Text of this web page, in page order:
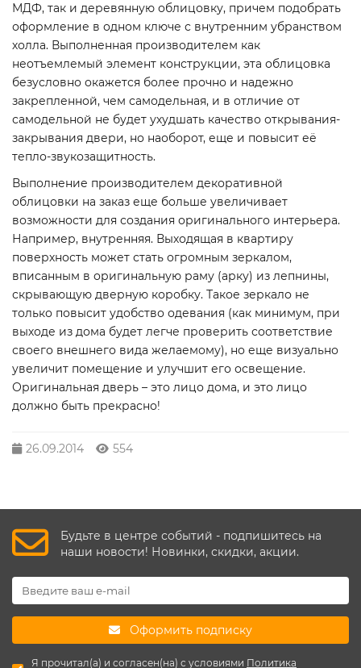
МДФ, так и деревянную облицовку, причем подобрать
оформление в одном ключе с внутренним убранством
холла. Выполненная производителем как
неотъемлемый элемент конструкции, эта облицовка
безусловно окажется более прочно и надежно
закрепленной, чем самодельная, и в отличие от
самодельной не будет ухудшать качество открывания-
закрывания двери, но наоборот, еще и повысит её
тепло-звукозащитность.
Выполнение производителем декоративной
облицовки на заказ еще больше увеличивает
возможности для создания оригинального интерьера.
Например, внутренняя. Выходящая в квартиру
поверхность может стать огромным зеркалом,
вписанным в оригинальную раму (арку) из лепнины,
скрывающую дверную коробку. Такое зеркало не
только повысит удобство одевания (как минимум, при
выходе из дома будет легче проверить соответствие
своего внешнего вида желаемому), но еще визуально
увеличит помещение и улучшит его освещение.
Оригинальная дверь – это лицо дома, и это лицо
должно быть прекрасно!
26.09.2014 554
Будьте в центре событий - подпишитесь на
наши новости! Новинки, скидки, акции.
Оформить подписку
Я прочитал(а) и согласен(на) с условиями Политика